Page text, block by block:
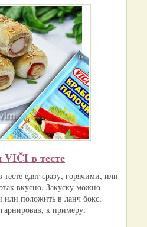
в тесте
едят сразу, горячими, или
вкусно. Закуску можно
или положить в ланч бокс,
к примеру,